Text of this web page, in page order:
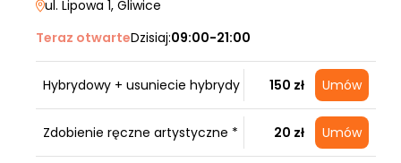
ul. Lipowa 1, Gliwice
Teraz otwarteDzisiaj:09:00-21:00
Hybrydowy + usuniecie hybrydy 150 zł Umów
Zdobienie ręczne artystyczne * 20 zł Umów